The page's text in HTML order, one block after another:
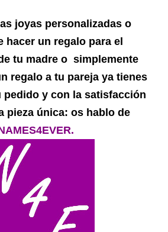
joyas personalizadas o
hacer un regalo para el
tu madre o simplemente
regalo a tu pareja ya tienes
pedido y con la satisfacción
pieza única: os hablo de